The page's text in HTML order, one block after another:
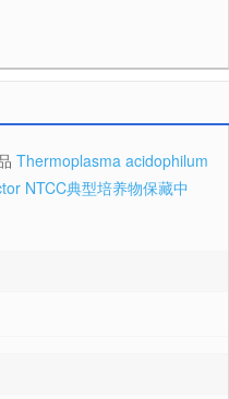
Thermoplasma acidophilum
NTCC典型培养物保藏中